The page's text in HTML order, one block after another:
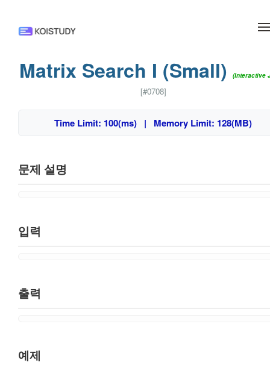
Matrix Search I (Small) (Interactive
[#0708]
Time Limit: 100(ms) | Memory Limit: 128(MB)
문제 설명
입력
출력
예제